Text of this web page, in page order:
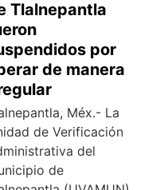
Tlalnepantla
por
de manera
Méx.- La
de Verificación
del
de